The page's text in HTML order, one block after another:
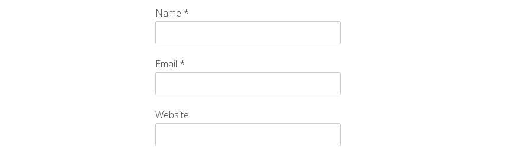
Name *
Email *
Website